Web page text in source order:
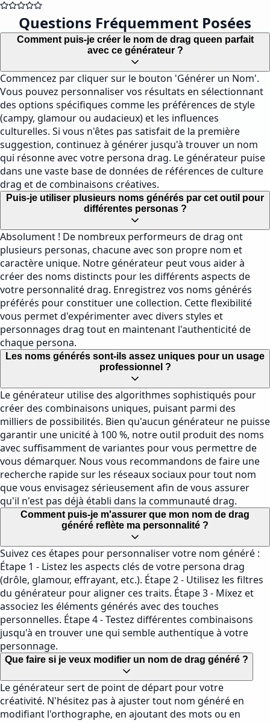
Questions Fréquemment Posées
Comment puis-je créer le nom de drag queen parfait
avec ce générateur ?
Commencez par cliquer sur le bouton 'Générer un Nom'.
Vous pouvez personnaliser vos résultats en sélectionnant
des options spécifiques comme les préférences de style
(campy, glamour ou audacieux) et les influences
culturelles. Si vous n'êtes pas satisfait de la première
suggestion, continuez à générer jusqu'à trouver un nom
qui résonne avec votre persona drag. Le générateur puise
dans une vaste base de données de références de culture
drag et de combinaisons créatives.
Puis-je utiliser plusieurs noms générés par cet outil pour
différentes personas ?
Absolument ! De nombreux performeurs de drag ont
plusieurs personas, chacune avec son propre nom et
caractère unique. Notre générateur peut vous aider à
créer des noms distincts pour les différents aspects de
votre personnalité drag. Enregistrez vos noms générés
préférés pour constituer une collection. Cette flexibilité
vous permet d'expérimenter avec divers styles et
personnages drag tout en maintenant l'authenticité de
chaque persona.
Les noms générés sont-ils assez uniques pour un usage
professionnel ?
Le générateur utilise des algorithmes sophistiqués pour
créer des combinaisons uniques, puisant parmi des
milliers de possibilités. Bien qu'aucun générateur ne puisse
garantir une unicité à 100 %, notre outil produit des noms
avec suffisamment de variantes pour vous permettre de
vous démarquer. Nous vous recommandons de faire une
recherche rapide sur les réseaux sociaux pour tout nom
que vous envisagez sérieusement afin de vous assurer
qu'il n'est pas déjà établi dans la communauté drag.
Comment puis-je m'assurer que mon nom de drag
généré reflète ma personnalité ?
Suivez ces étapes pour personnaliser votre nom généré :
Étape 1 - Listez les aspects clés de votre persona drag
(drôle, glamour, effrayant, etc.). Étape 2 - Utilisez les filtres
du générateur pour aligner ces traits. Étape 3 - Mixez et
associez les éléments générés avec des touches
personnelles. Étape 4 - Testez différentes combinaisons
jusqu'à en trouver une qui semble authentique à votre
personnage.
Que faire si je veux modifier un nom de drag généré ?
Le générateur sert de point de départ pour votre
créativité. N'hésitez pas à ajuster tout nom généré en
modifiant l'orthographe, en ajoutant des mots ou en